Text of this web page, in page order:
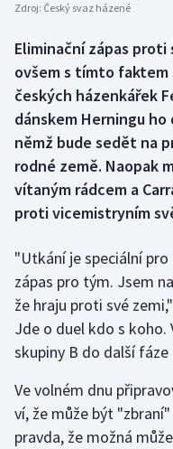
Curling
Dostihy
Florbal
Futsal
Gymnastika
Házená
Judo
Zdroj: Český svaz házené
Eliminační zápas proti
ovšem s tímto faktem
českých házenkářek
dánskem Herningu ho
němž bude sedět na
rodné země. Naopak
vítaným rádcem a
proti vicemistryním
"Utkání je speciální
zápas pro tým. Jsem
že hraju proti své
Jde o duel kdo s
skupiny B do další fáze
Ve volném dnu
ví, že může být
pravda, že možná